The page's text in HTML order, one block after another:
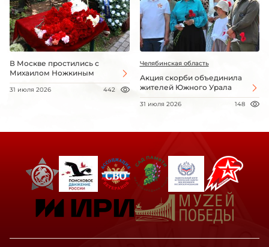
В Москве простились с
Михаилом Ножкиным
31 июля 2026 442
Челябинская область
Акция скорби объединила
жителей Южного Урала
31 июля 2026 148